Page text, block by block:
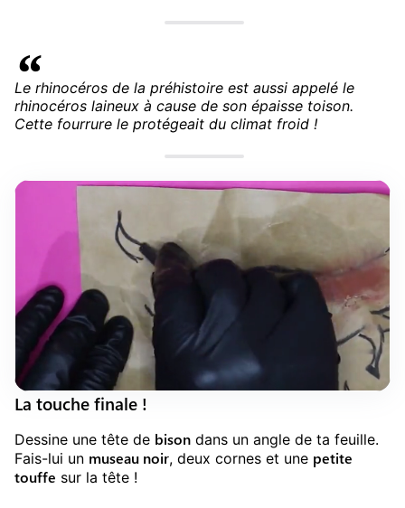
Le rhinocéros de la préhistoire est aussi appelé le
rhinocéros laineux à cause de son épaisse toison.
Cette fourrure le protégeait du climat froid !
La touche finale !
Dessine une tête de bison dans un angle de ta feuille.
Fais-lui un museau noir, deux cornes et une petite
touffe sur la tête !